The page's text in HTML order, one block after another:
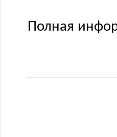
Полная